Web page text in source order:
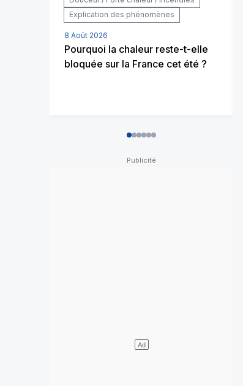
Explication des phénomènes
8 Août 2026
Pourquoi la chaleur reste-t-elle
bloquée sur la France cet été ?
012345